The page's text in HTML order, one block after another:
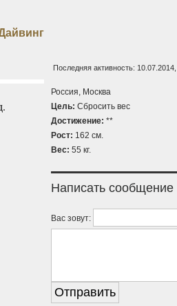
Последняя активность:
Россия, Москва
Цель: Сбросить вес
Достижение: **
Рост: 162 см.
Вес: 55 кг.
Написать сообщение
Вас зовут: